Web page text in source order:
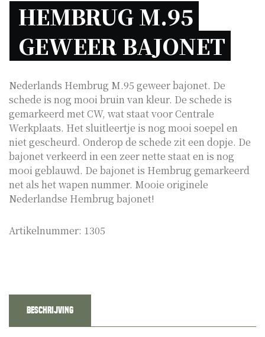
HEMBRUG M.95
GEWEER BAJONET
Nederlands Hembrug M.95 geweer bajonet. De
schede is nog mooi bruin van kleur. De schede is
gemarkeerd met CW, wat staat voor Centrale
Werkplaats. Het sluitleertje is nog mooi soepel en
niet gescheurd. Onderop de schede zit een dopje. De
bajonet verkeerd in een zeer nette staat en is nog
mooi geblauwd. De bajonet is Hembrug gemarkeerd
net als het wapen nummer. Mooie originele
Nederlandse Hembrug bajonet!
Artikelnummer: 1305
Beschrijving